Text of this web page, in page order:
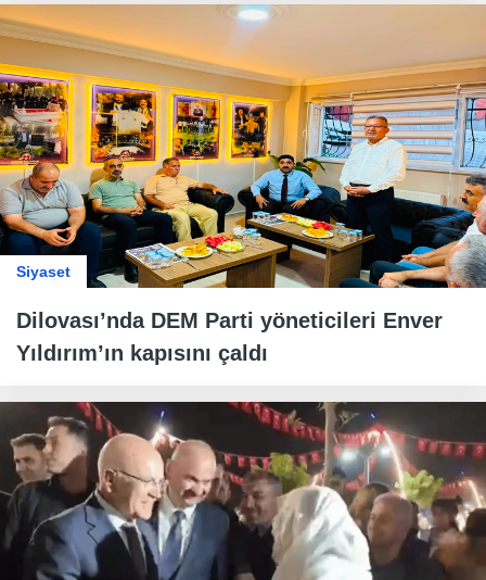
Siyaset
Dilovası’nda DEM Parti yöneticileri Enver
Yıldırım’ın kapısını çaldı